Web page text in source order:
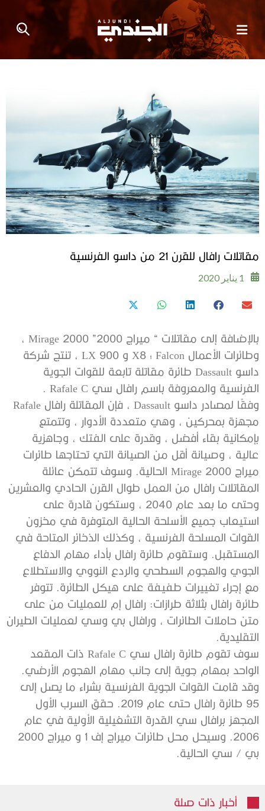
مقاتلات رافال للقرن 21 من داسو الفرنسية
1 يناير 2020
بالإضافة إلى مقاتلات “ ميراج 2000” Mirage 2000 ،
وطائرات الأعمال Falcon ؛ X8 و 900 LX ، تنتج شركة
داسو Dassault طائرة مقاتلة تابعة للقوات الجوية
الفرنسية والمعروفة باسم رافال سي Rafale C .
وفقًا لمصادر داسو Dassault ، فإن المقاتلة رافال Rafale
مجهزة بمحركين ، وهي متعددة الأدوار ، وتتمتع
بإمكانية بقاء أفضل ، وقدرة على الفتك ، وجاهزية
عالية ، وصيانة أقل من الصيانة التي تحتاجها طائرات
ميراج Mirage 2000 الحالية. وسوف تتمكن عائلة
المقاتلات رافال من العمل طوال القرن الحادي والعشرين
وحتى ما بعد عام 2040 ، وستكون قادرة على
استيعاب جميع الأسلحة الحالية المتوفرة في مخزون
القوات المسلحة الفرنسية ، وكذلك الذخائر المتاحة في
المستقبل. وستقوم طائرة رافال بأداء مهام الدفاع
الجوي والهجوم السطحي والردع النووي والاستطلاع
مع إجراء تغييرات طفيفة على هيكل الطائرة. تتوفر
طائرة رافال بثلاثة طرازات: رافال إم للعمليات من على
متن حاملات الطائرات ، ورافال بي وسي لعمليات الطيران
التقليدية.
سوف تقوم طائرة رافال سي Rafale C ذات المقعد
الواحد بمهام جوية إلى جانب مهام الهجوم الأرضي.
وقد قامت القوات الجوية الفرنسية بشراء ما يصل إلى
95 طائرة رافال حتى عام 2019. حقق السرب الأول
المجهز برافال سي القدرة التشغيلية الأولية في عام
2006. وسيحل محل طائرات ميراج إف 1 و ميراج 2000
بي / سي الحالية.
أخبار ذات صلة